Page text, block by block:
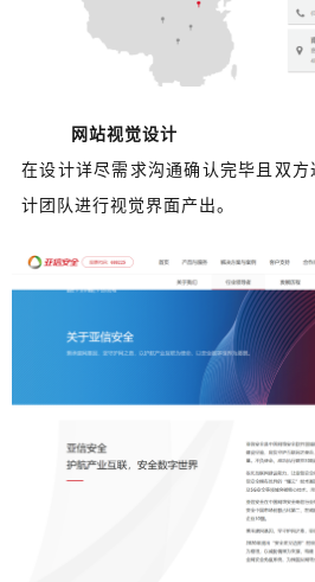
网站视觉设计
在设计详尽需求沟通确认完毕且双
计团队进行视觉界面产出。